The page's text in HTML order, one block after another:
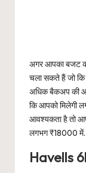
अगर आपका बजट
चला सकते हैं जो
अधिक बैकअप की
कि आपको मिलेगी
आवश्यकता है तो
लगभग ₹18000 में.
Havells